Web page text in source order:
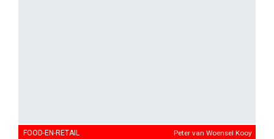
FOOD-EN-RETAIL Peter van Woensel Kooy